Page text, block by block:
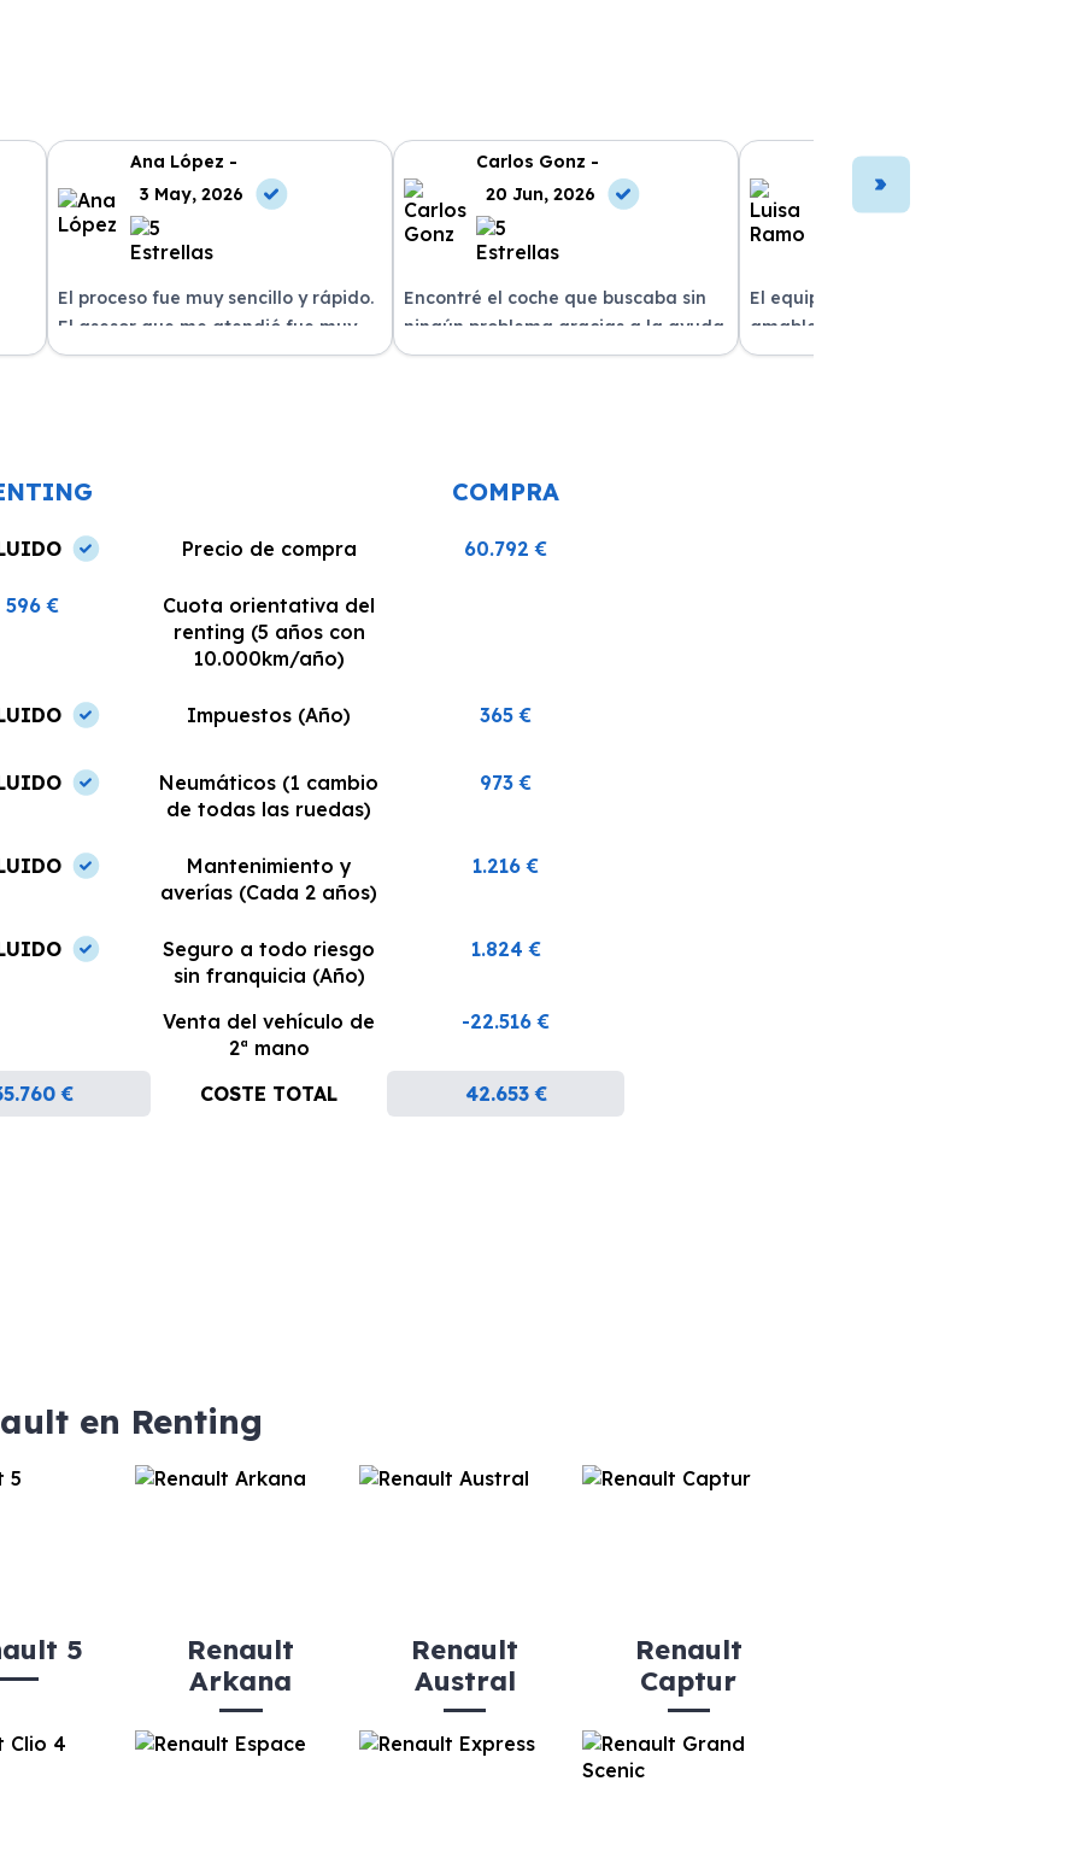
Ana López -
3 May, 2026
El proceso fue muy sencillo y rápido.
El asesor que me atendió fue muy
amable y me explicó todo con
Carlos Gonz -
20 Jun, 2026
Encontré el coche que buscaba sin
ningún problema gracias a la ayuda
del equipo. La atención al cliente fue
Luisa Ramo -
10 Jun, 2026
El equipo fue muy profesional y
amable durante todo el proceso. La
entrega del vehículo fue rapidísima
COMPRA
Precio de compra 60.792 €
596 €
Cuota orientativa del
renting (5 años con
10.000km/año)
Impuestos (Año) 365 €
Neumáticos (1 cambio
de todas las ruedas)
973 €
Mantenimiento y
averías (Cada 2 años)
1.216 €
Seguro a todo riesgo
sin franquicia (Año)
1.824 €
Venta del vehículo de
2ª mano
-22.516 €
€ COSTE TOTAL 42.653 €
en Renting
5
Renault
Arkana
Renault
Austral
Renault
Captur